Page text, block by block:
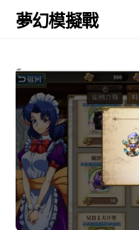
Skip
夢幻模擬戰